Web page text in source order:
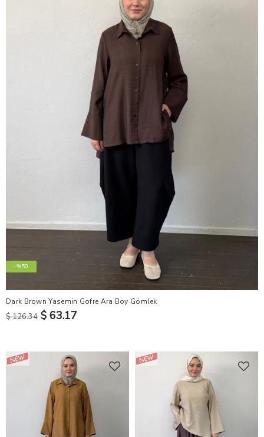
-%50
Dark Brown Yasemin Gofre Ara Boy Gömlek
$ 126.34 $ 63.17